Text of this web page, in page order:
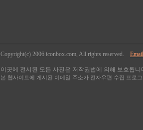
Copyright(c) 2006 iconbox.com, All rights reserved.
이곳에 전시된 모든 사진은 저작권법에 의해 보호됩
본 웹사이트에 게시된 이메일 주소가 전자우편 수집 프로